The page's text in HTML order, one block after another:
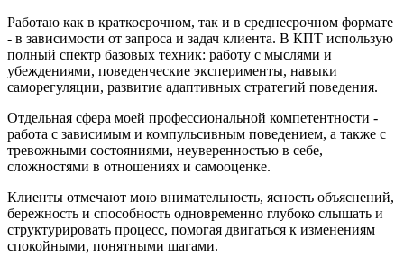
Работаю как в краткосрочном, так и в среднесрочном формате
- в зависимости от запроса и задач клиента. В КПТ использую
полный спектр базовых техник: работу с мыслями и
убеждениями, поведенческие эксперименты, навыки
саморегуляции, развитие адаптивных стратегий поведения.
Отдельная сфера моей профессиональной компетентности -
работа с зависимым и компульсивным поведением, а также с
тревожными состояниями, неуверенностью в себе,
сложностями в отношениях и самооценке.
Клиенты отмечают мою внимательность, ясность объяснений,
бережность и способность одновременно глубоко слышать и
структурировать процесс, помогая двигаться к изменениям
спокойными, понятными шагами.